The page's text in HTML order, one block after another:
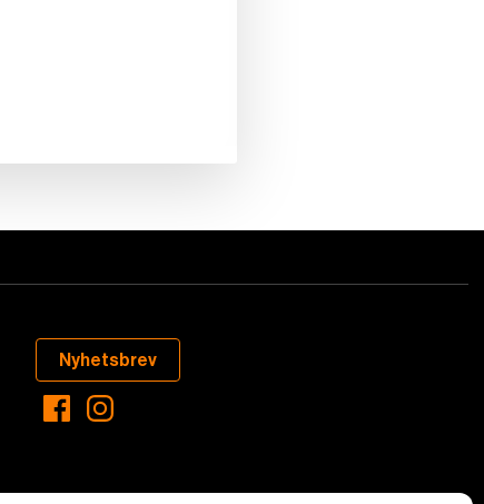
Nyhetsbrev